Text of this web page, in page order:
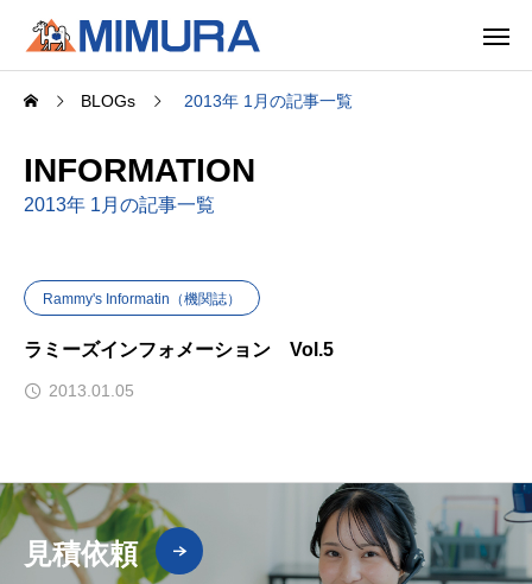
BLOGs 2013年 1月の記事一覧
INFORMATION
2013年 1月の記事一覧
Rammy's Informatin（機関誌）
ラミーズインフォメーション Vol.5
2013.01.05
見積依頼